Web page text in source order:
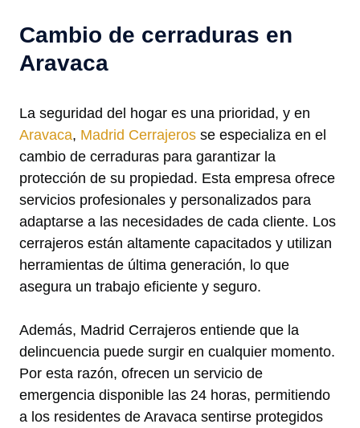
Cambio de cerraduras en
Aravaca
La seguridad del hogar es una prioridad, y en
Aravaca, Madrid Cerrajeros se especializa en el
cambio de cerraduras para garantizar la
protección de su propiedad. Esta empresa ofrece
servicios profesionales y personalizados para
adaptarse a las necesidades de cada cliente. Los
cerrajeros están altamente capacitados y utilizan
herramientas de última generación, lo que
asegura un trabajo eficiente y seguro.
Además, Madrid Cerrajeros entiende que la
delincuencia puede surgir en cualquier momento.
Por esta razón, ofrecen un servicio de
emergencia disponible las 24 horas, permitiendo
a los residentes de Aravaca sentirse protegidos